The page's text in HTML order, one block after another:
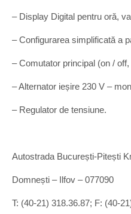
– Display Digital pentru oră,
– Configurarea simplificată a
– Comutator principal (on /
– Alternator ieșire 230 V –
– Regulator de tensiune.
Autostrada București-Pitești
Domnești – Ilfov – 077090
T: (40-21) 318.36.87; F: (40-